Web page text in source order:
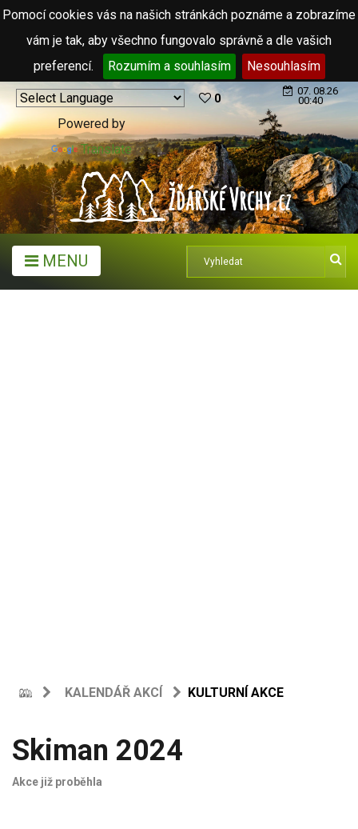
Pomocí cookies vás na našich stránkách poznáme a zobrazíme
vám je tak, aby všechno fungovalo správně a dle vašich
preferencí.
Rozumím a souhlasím Nesouhlasím
Powered by
Translate
0
07. 08.26
00:40
MENU
KALENDÁŘ AKCÍ KULTURNÍ AKCE
Skiman 2024
Akce již proběhla